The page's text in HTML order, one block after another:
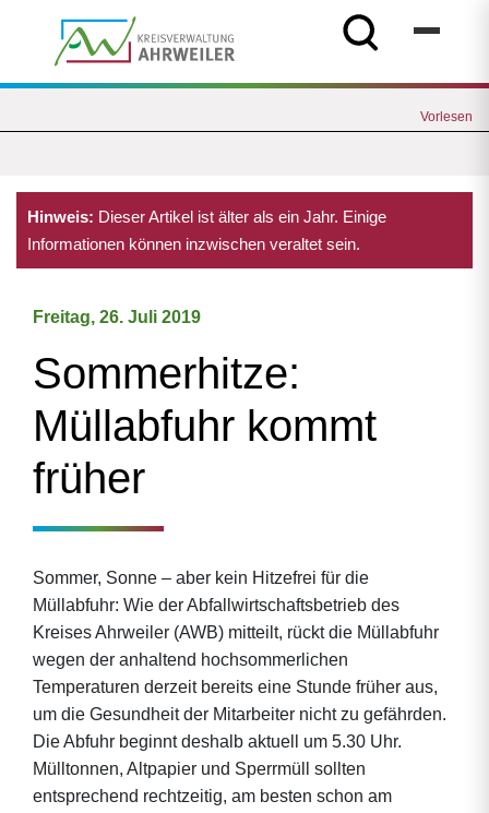
Vorlesen
Hinweis: Dieser Artikel ist älter als ein Jahr. Einige
Informationen können inzwischen veraltet sein.
Freitag, 26. Juli 2019
Sommerhitze:
Müllabfuhr kommt
früher
Sommer, Sonne – aber kein Hitzefrei für die
Müllabfuhr: Wie der Abfallwirtschaftsbetrieb des
Kreises Ahrweiler (AWB) mitteilt, rückt die Müllabfuhr
wegen der anhaltend hochsommerlichen
Temperaturen derzeit bereits eine Stunde früher aus,
um die Gesundheit der Mitarbeiter nicht zu gefährden.
Die Abfuhr beginnt deshalb aktuell um 5.30 Uhr.
Mülltonnen, Altpapier und Sperrmüll sollten
entsprechend rechtzeitig, am besten schon am